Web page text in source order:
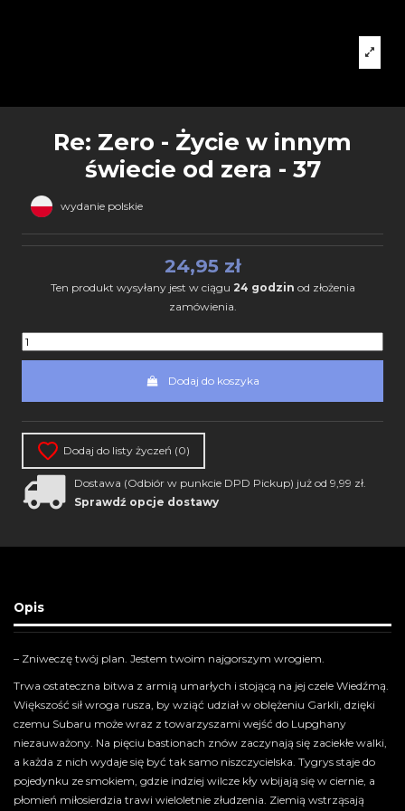
Re: Zero - Życie w innym
świecie od zera - 37
wydanie polskie
24,95 zł
Ten produkt wysyłany jest w ciągu 24 godzin od złożenia
zamówienia.
Dodaj do koszyka
Dodaj do listy życzeń (0)
Dostawa (Odbiór w punkcie DPD Pickup) już od 9,99 zł.
Sprawdź opcje dostawy
Opis
– Zniweczę twój plan. Jestem twoim najgorszym wrogiem.
Trwa ostateczna bitwa z armią umarłych i stojącą na jej czele Wiedźmą.
Większość sił wroga rusza, by wziąć udział w oblężeniu Garkli, dzięki
czemu Subaru może wraz z towarzyszami wejść do Lupghany
niezauważony. Na pięciu bastionach znów zaczynają się zaciekłe walki,
a każda z nich wydaje się być tak samo niszczycielska. Tygrys staje do
pojedynku ze smokiem, gdzie indziej wilcze kły wbijają się w ciernie, a
płomień miłosierdzia trawi wieloletnie złudzenia. Ziemią wstrząsają